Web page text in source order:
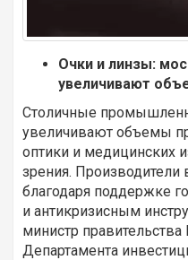
Очки и линзы:
увеличивают
Столичные
увеличивают объемы
оптики и медицинских
зрения.
благодаря поддержке
и антикризисным
министр
Департамента